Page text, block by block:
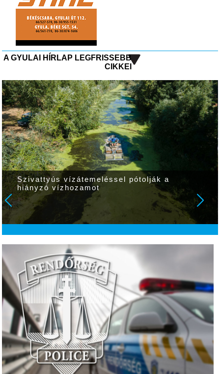
A GYULAI HÍRLAP LEGFRISSEBB
CIKKEI
Szivattyús vízátemeléssel pótolják a
hiányzó vízhozamot